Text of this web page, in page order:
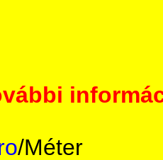
/Méter